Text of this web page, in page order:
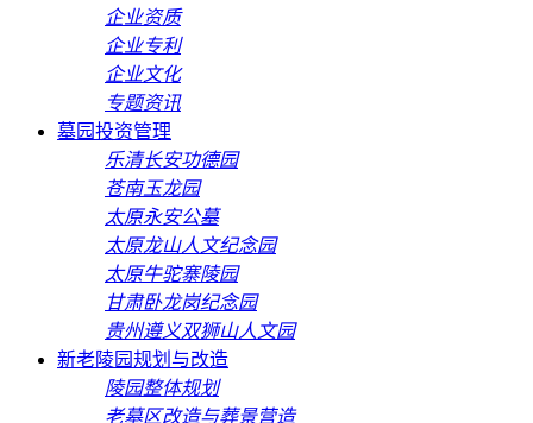
企业资质
企业专利
企业文化
专题资讯
墓园投资管理
乐清长安功德园
苍南玉龙园
太原永安公墓
太原龙山人文纪念园
太原牛驼寨陵园
甘肃卧龙岗纪念园
贵州遵义双狮山人文园
新老陵园规划与改造
陵园整体规划
老墓区改造与葬景营造